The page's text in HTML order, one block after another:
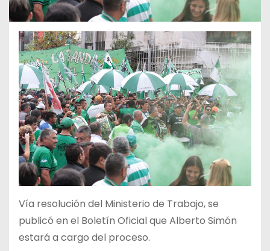
Vía resolución del Ministerio de Trabajo, se
publicó en el Boletín Oficial que Alberto Simón
estará a cargo del proceso.